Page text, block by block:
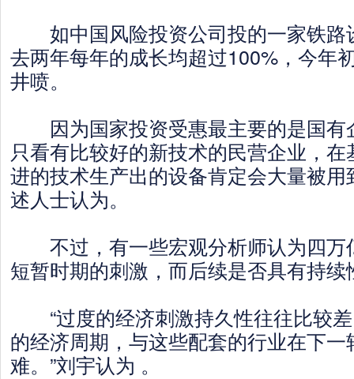
如中国风险投资公司投的一家铁路
去两年每年的成长均超过100%，今年
井喷。
因为国家投资受惠最主要的是国有
只看有比较好的新技术的民营企业，
进的技术生产出的设备肯定会大量被用
述人士认为。
不过，有一些宏观分析师认为四万
短暂时期的刺激，而后续是否具有持
“过度的经济刺激持久性往往比较
的经济周期，与这些配套的行业在下
难。”刘宇认为 。